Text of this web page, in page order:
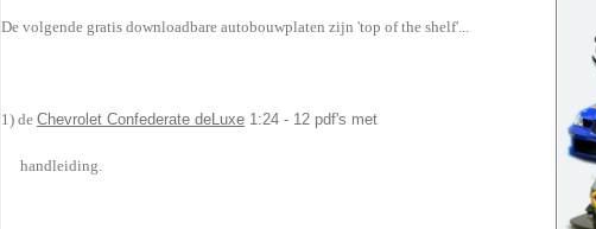
De volgende gratis downloadbare autobouwplaten zijn 'top of the shelf'...
1) deChevrolet Confederate deLuxe 1:24 - 12 pdf's met
handleiding.